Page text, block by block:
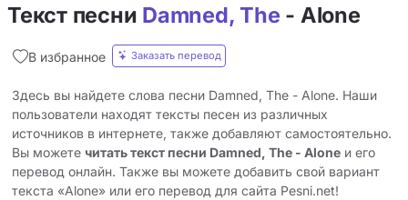
Текст песни Damned, The - Alone
В избранное Заказать перевод
Здесь вы найдете слова песни Damned, The - Alone. Наши
пользователи находят тексты песен из различных
источников в интернете, также добавляют самостоятельно.
Вы можете читать текст песни Damned, The - Alone и его
перевод онлайн. Также вы можете добавить свой вариант
текста «Alone» или его перевод для сайта Pesni.net!